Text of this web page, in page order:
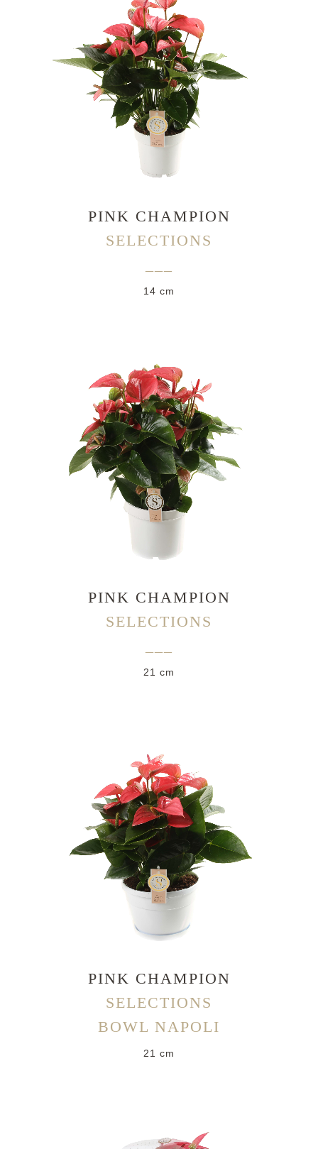
PINK CHAMPION
SELECTIONS
14 cm
PINK CHAMPION
SELECTIONS
21 cm
PINK CHAMPION
SELECTIONS
BOWL NAPOLI
21 cm